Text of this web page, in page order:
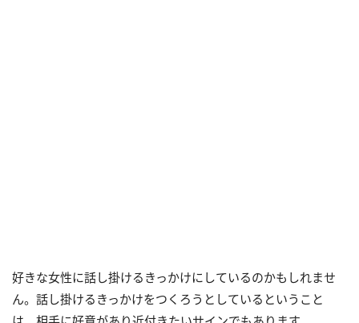
好きな女性に話し掛けるきっかけにしているのかもしれませ
ん。話し掛けるきっかけをつくろうとしているということ